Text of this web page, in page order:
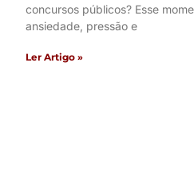
concursos públicos? Esse
ansiedade, pressão e
Ler Artigo »